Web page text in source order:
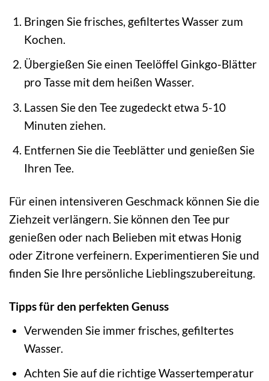
Bringen Sie frisches, gefiltertes Wasser zum
Kochen.
Übergießen Sie einen Teelöffel Ginkgo-Blätter
pro Tasse mit dem heißen Wasser.
Lassen Sie den Tee zugedeckt etwa 5-10
Minuten ziehen.
Entfernen Sie die Teeblätter und genießen Sie
Ihren Tee.
Für einen intensiveren Geschmack können Sie die
Ziehzeit verlängern. Sie können den Tee pur
genießen oder nach Belieben mit etwas Honig
oder Zitrone verfeinern. Experimentieren Sie und
finden Sie Ihre persönliche Lieblingszubereitung.
Tipps für den perfekten Genuss
Verwenden Sie immer frisches, gefiltertes
Wasser.
Achten Sie auf die richtige Wassertemperatur